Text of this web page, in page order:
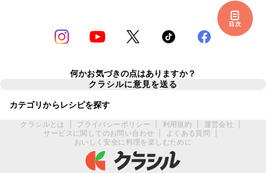
目次
何かお気づきの点はありますか？
クラシルに意見を送る
カテゴリからレシピを探す
クラシルとは プライバシーポリシー 利用規約 運営会社
サービスに関してのお問い合わせ
よくある質問
おいしく安全に料理を楽しむために